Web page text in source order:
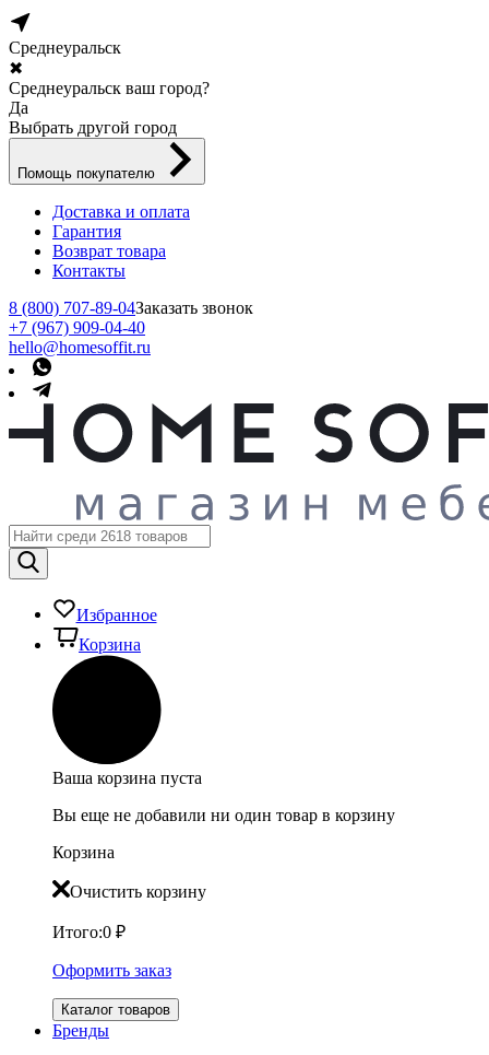
Среднеуральск
✖
Среднеуральск ваш город?
Да
Выбрать другой город
Помощь покупателю
Доставка и оплата
Гарантия
Возврат товара
Контакты
8 (800) 707-89-04Заказать звонок
+7 (967) 909-04-40
hello@homesoffit.ru
Избранное
Корзина
Ваша корзина пуста
Вы еще не добавили ни один товар в корзину
Корзина
Очистить корзину
Итого:0 ₽
Оформить заказ
Каталог товаров
Бренды